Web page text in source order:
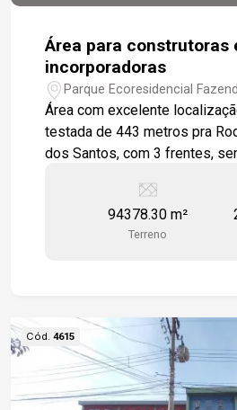
Área para construtoras
incorporadoras
Parque Ecoresidencial
Sorocaba/SP
Área com excelente
testada de 443 metros pra
dos Santos, com 3 frentes,
quase 23.000 metros
94378.30 m²
Terreno
Cód. 4615